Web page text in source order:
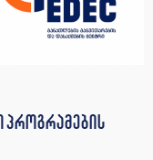
პროგრამების